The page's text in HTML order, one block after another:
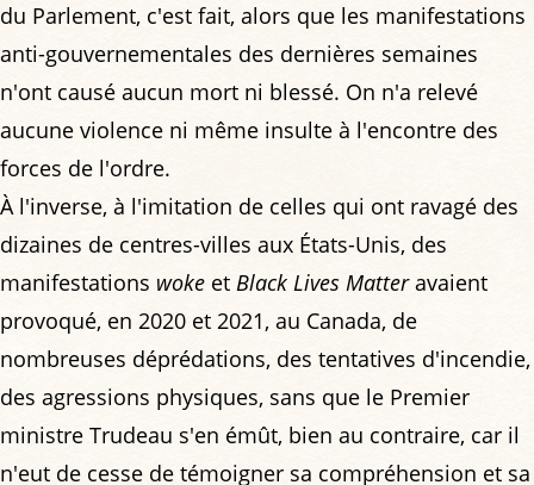
du Parlement, c'est fait, alors que les manifestations
anti-gouvernementales des dernières semaines
n'ont causé aucun mort ni blessé. On n'a relevé
aucune violence ni même insulte à l'encontre des
forces de l'ordre.
À l'inverse, à l'imitation de celles qui ont ravagé des
dizaines de centres-villes aux États-Unis, des
manifestations woke et Black Lives Matteravaient
provoqué, en 2020 et 2021, au Canada, de
nombreuses déprédations, des tentatives d'incendie,
des agressions physiques, sans que le Premier
ministre Trudeau s'en émût, bien au contraire, car il
n'eut de cesse de témoigner sa compréhension et sa